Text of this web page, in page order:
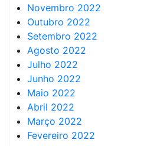
Novembro 2022
Outubro 2022
Setembro 2022
Agosto 2022
Julho 2022
Junho 2022
Maio 2022
Abril 2022
Março 2022
Fevereiro 2022